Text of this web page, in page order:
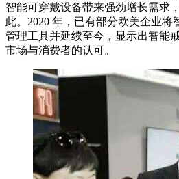
智能可穿戴设备带来强劲增长需求
此。2020 年，已有部分欧美企业将
管理工具并延续至今，显示出智能
市场与消费者的认可。